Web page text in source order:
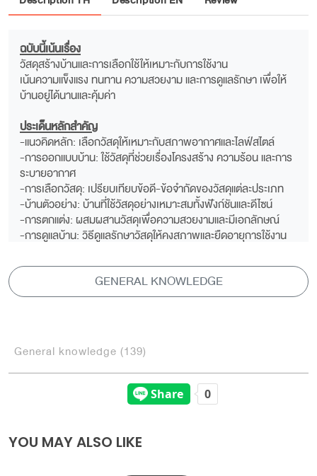
ฉบับนี้เน้นเรื่อง
วัสดุสร้างบ้านและการเลือกใช้ให้เหมาะกับการใช้งาน
เน้นความแข็งแรง ทนทาน ความสวยงาม และการดูแลรักษา เพื่อให้
บ้านอยู่ได้นานและคุ้มค่า
ประเด็นหลักสำคัญ
-แนวคิดหลัก: เลือกวัสดุให้เหมาะกับสภาพอากาศและไลฟ์สไตล์
-การออกแบบบ้าน: ใช้วัสดุที่ช่วยเรื่องโครงสร้าง ความร้อน และการ
ระบายอากาศ
-การเลือกวัสดุ: เปรียบเทียบข้อดี-ข้อจำกัดของวัสดุแต่ละประเภท
-บ้านตัวอย่าง: บ้านที่ใช้วัสดุอย่างเหมาะสมทั้งฟังก์ชันและดีไซน์
-การตกแต่ง: ผสมผสานวัสดุเพื่อความสวยงามและมีเอกลักษณ์
-การดูแลบ้าน: วิธีดูแลรักษาวัสดุให้คงสภาพและยืดอายุการใช้งาน
GENERAL KNOWLEDGE
General knowledge (139)
YOU MAY ALSO LIKE